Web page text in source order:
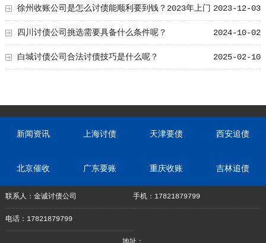
2023-12-03
徐州收账公司是怎么讨债能顺利要到钱？2023年上门
讨债的最佳方法！ 2024-10-02
四川讨债公司挑选需要具备什么条件呢？
2025-02-10
白城讨债公司合法讨债技巧是什么呢？
新闻资讯 上海讨债 天津要债 西安追债
北京催收 广东要账 重庆收账 吉林追债
联系人：金诚讨债公司 手机：17821879799
电话：17821879799